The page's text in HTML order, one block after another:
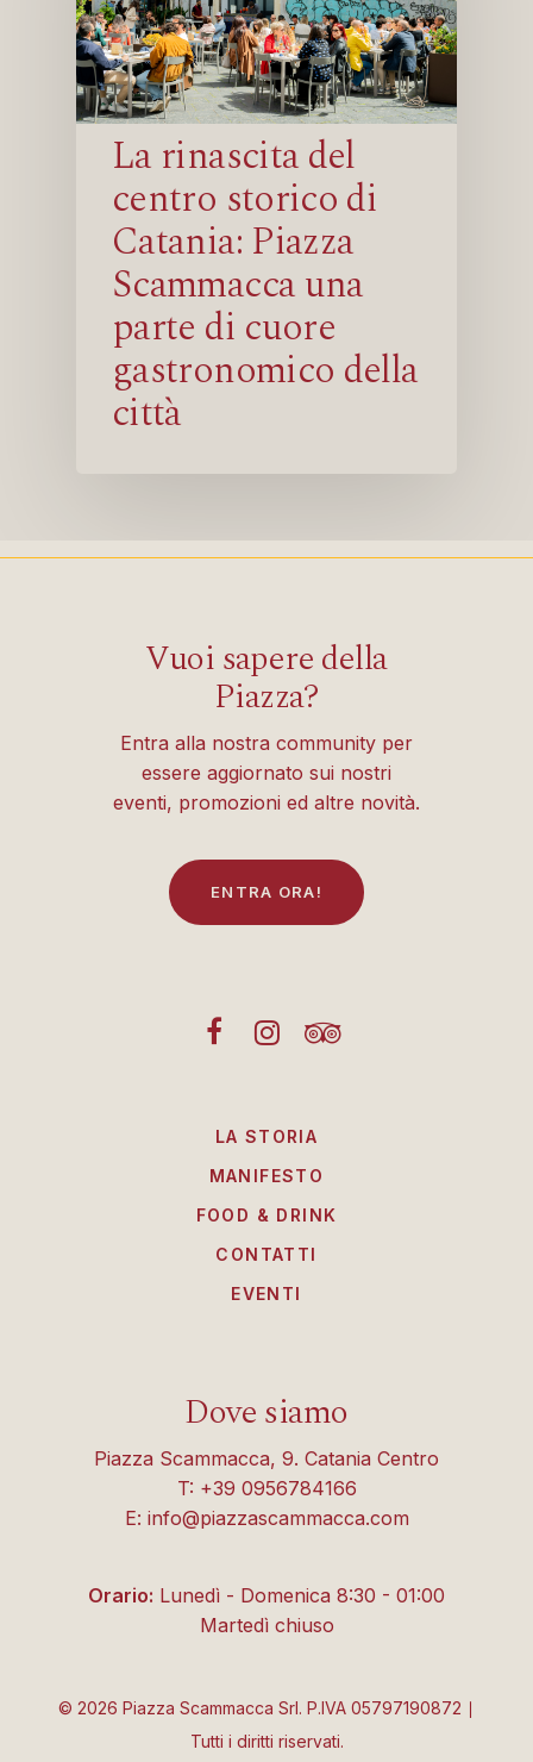
La rinascita del
centro storico di
Catania: Piazza
Scammacca una
parte di cuore
gastronomico della
città
Vuoi sapere della
Piazza?
Entra alla nostra community per
essere aggiornato sui nostri
eventi, promozioni ed altre novità.
EN TRA ORA!
LA STORIA
MANIFESTO
FOOD & DRINK
CONTATTI
EVENTI
Dove siamo
Piazza Scammacca, 9. Catania Centro
T: +39 0956784166
E: info@piazzascammacca.com
Orario: Lunedì - Domenica 8:30 - 01:00
Martedì chiuso
© 2026 Piazza Scammacca Srl. P.IVA 05797190872 ∣
Tutti i diritti riservati.